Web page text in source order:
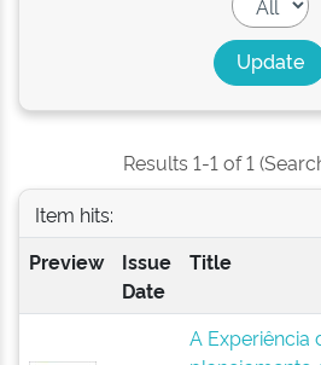
Results 1-1 of 1
Item hits:
Preview
Issue
Date
Title
A Experiência